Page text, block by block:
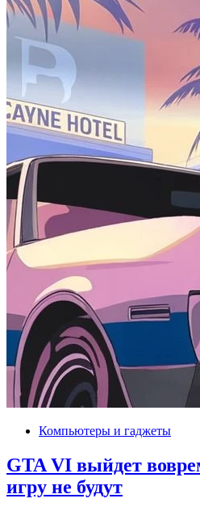
Компьютеры и гаджеты
GTA VI выйдет
игру не будут